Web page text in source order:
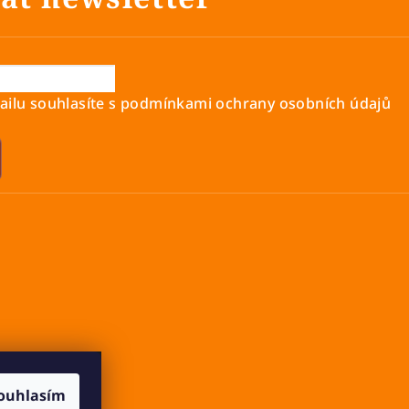
souhlasíte s podmínkami ochrany osobních údajů